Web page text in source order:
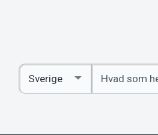
Indtast
søgeord
Select
Country